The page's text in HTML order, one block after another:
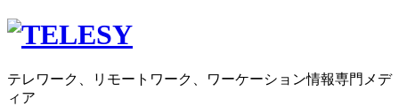
テレワーク、リモートワーク、ワーケーション情報専門メデ
ィア